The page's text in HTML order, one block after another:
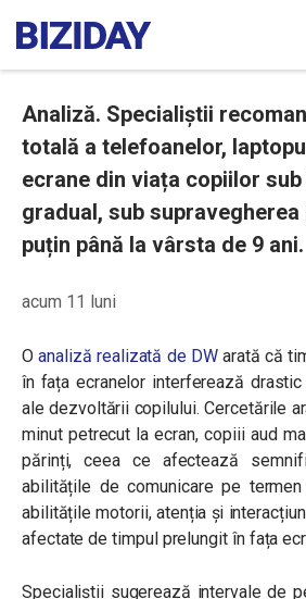
Analiză. Specialiștii
totală a telefoanelor,
ecrane din viața copiilor
gradual, sub
puțin până la vârsta de 9 ani.
acum 11 luni
Oanaliză realizată de DWarată că
în fața ecranelor interferează
ale dezvoltării copilului. Cercetările
minut petrecut la ecran, copiii aud
părinți, ceea ce afectează
abilitățile de comunicare pe
abilitățile motorii, atenția și
afectate de timpul prelungit în fața
Specialiștii sugerează intervale de